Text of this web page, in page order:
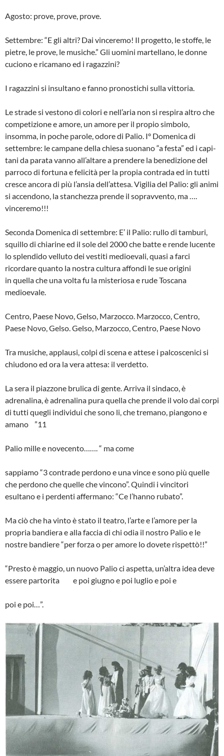
Agosto: prove, prove, prove.
Settembre: “E gli altri? Dai vinceremo! Il progetto, le stoffe, le
pietre, le prove, le musiche.” Gli uomini martellano, le don­ne
cuciono e ricamano ed i ragazzini?
I ragazzini si insultano e fanno pronosti­chi sulla vittoria.
Le strade si vestono di colori e nell’aria non si respira altro che
competizione e amore, un amore per il propio simbolo,
insomma, in poche parole, odore di Palio. I° Domenica di
settembre: le campane della chiesa suonano “a festa” ed i capi­
tani da parata vanno all’altare a prende­re la benedizione del
parroco di fortuna e felicità per la propia contrada ed in tutti
cresce ancora di più l’ansia dell’attesa. Vigilia del Palio: gli animi
si accendono, la stanchezza prende il sopravvento, ma ….
vinceremo!!!
Seconda Domenica di settembre: E’ il Palio: rullo di tamburi,
squillo di chiarine ed il sole del 2000 che batte e rende lucente
lo splendido velluto dei vestiti medioevali, quasi a farci
ricordare quan­to la nostra cultura affondi le sue origini
in quella che una volta fu la misteriosa e rude Toscana
medioevale.
Centro, Paese Novo, Gelso, Marzocco. Marzocco, Centro,
Paese Novo, Gelso. Gelso, Marzocco, Centro, Paese Novo
Tra musiche, applausi, colpi di scena e attese i palcoscenici si
chiudono ed ora la vera attesa: il verdetto.
La sera il piazzone brulica di gente. Arriva il sindaco, è
adrenalina, è adrena­lina pura quella che prende il volo dai corpi
di tutti quegli individui che sono li, che tremano, piangono e
amano ”11
Palio mille e novecento……. “ ma come
sappiamo “3 contrade perdono e una vince e sono più quelle
che perdono che quelle che vincono”. Quindi i vincitori
esultano e i perdenti affermano: “Ce l’hanno rubato”.
Ma ciò che ha vinto è stato il teatro, l’arte e l’amore per la
propria bandiera e alla faccia di chi odia il nostro Palio e le
nostre bandiere “per forza o per amore lo dovete rispettò!!”
“Presto è maggio, un nuovo Palio ci aspetta, un’altra idea deve
essere parto­rita e poi giugno e poi luglio e poi e
poi e poi…”.